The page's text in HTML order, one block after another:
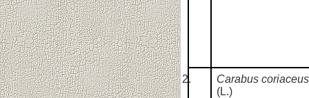
Carabus coriaceus
(L.)